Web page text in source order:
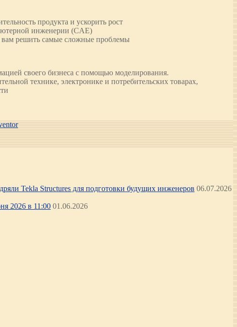
продукта и ускорить рост
инженерии (CAE)
вам решить самые сложные проблемы
своего бизнеса с помощью моделирования.
технике, электронике и потребительских товарах,
Tekla Structures для подготовки будущих инженеров 06.07.2026
2026 в 11:00 01.06.2026